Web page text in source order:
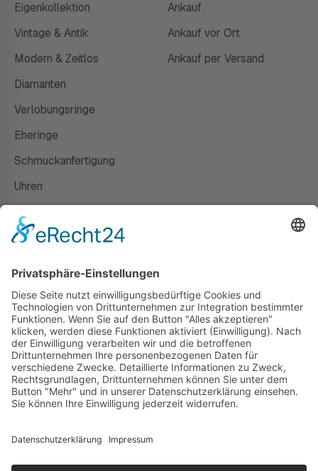
Eigenkollektion
Vintage & Antik
Modern & Zeitlos
Diamanten
Verlobungsringe
Eheringe
Schmuckanfertigung
Uhren
Ankauf
Ankauf vor Ort
Ankauf per Versand
Susanne Steiger
Geschäfte
Newsletter
Kontakt
© 2026 JUWELIER STEIGER